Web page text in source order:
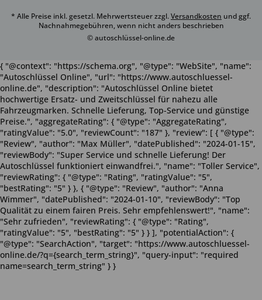
* Alle Preise inkl. gesetzl. Mehrwertsteuer zzgl.Versandkosten und ggf.
Nachnahmegebühren, wenn nicht anders beschrieben
© autoschlüssel-online.de
{ "@context": "https://schema.org", "@type": "WebSite", "name":
"Autoschlüssel Online", "url": "https://www.autoschluessel-
online.de", "description": "Autoschlüssel Online bietet
hochwertige Ersatz- und Zweitschlüssel für nahezu alle
Fahrzeugmarken. Schnelle Lieferung, Top-Service und günstige
Preise.", "aggregateRating": { "@type": "AggregateRating",
"ratingValue": "5.0", "reviewCount": "187" }, "review": [ { "@type":
"Review", "author": "Max Müller", "datePublished": "2024-01-15",
"reviewBody": "Super Service und schnelle Lieferung! Der
Autoschlüssel funktioniert einwandfrei.", "name": "Toller Service",
"reviewRating": { "@type": "Rating", "ratingValue": "5",
"bestRating": "5" } }, { "@type": "Review", "author": "Anna
Wimmer", "datePublished": "2024-01-10", "reviewBody": "Top
Qualität zu einem fairen Preis. Sehr empfehlenswert!", "name":
"Sehr zufrieden", "reviewRating": { "@type": "Rating",
"ratingValue": "5", "bestRating": "5" } } ], "potentialAction": {
"@type": "SearchAction", "target": "https://www.autoschluessel-
online.de/?q={search_term_string}", "query-input": "required
name=search_term_string" } }